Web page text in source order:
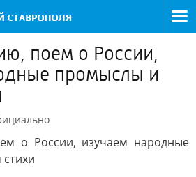
поем о России,
промыслы и
о России, изучаем народные